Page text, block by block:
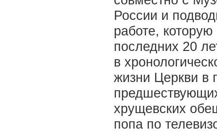
России и
работе,
последних 20
в
жизни Церкви в
хрущевских
попа по